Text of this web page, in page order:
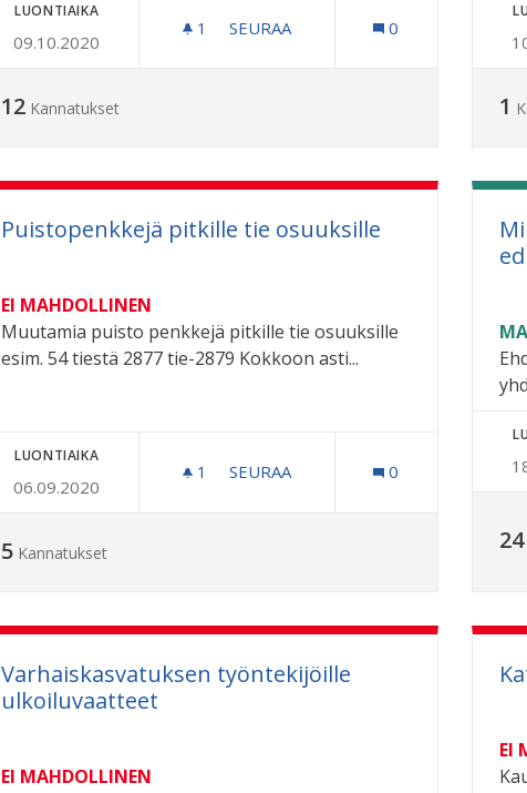
LUONTIAIKA
09.10.2020
1 1 SEURAAJA
SEURAA
PELASTETAAN AROLAMMI
0
12 Kannatukset 1
Puistopenkkejä pitkille tie osuuksille
EI MAHDOLLINEN
Muutamia puisto penkkejä pitkille tie osuuksille
esim. 54 tiestä 2877 tie-2879 Kokkoon asti...
LUONTIAIKA
06.09.2020
1 1 SEURAAJA
SEURAA 0
5 Kannatukset 24
Varhaiskasvatuksen työntekijöille
ulkoiluvaatteet
EI MAHDOLLINEN
EI